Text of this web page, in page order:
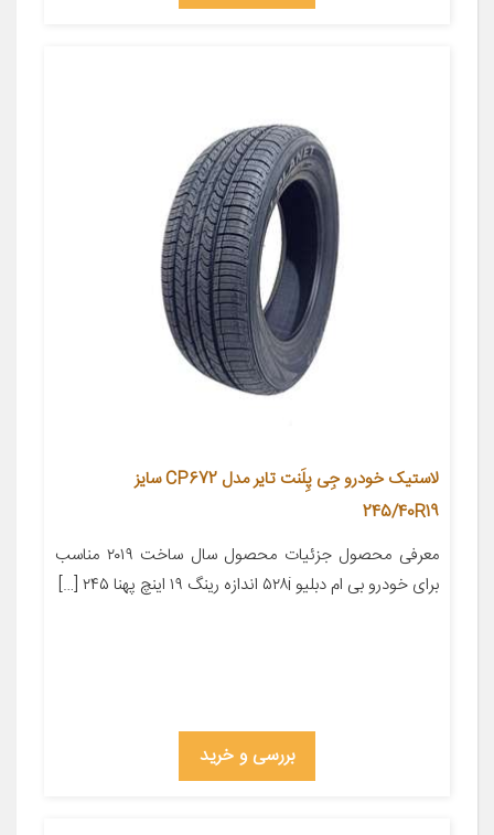
لاستیک خودرو جِی پِلَنت تایر مدل CP672 سایز
245/40R19
معرفی محصول جزئیات محصول سال ساخت ۲۰۱۹ مناسب
برای خودرو بی ام دبلیو ۵۲۸i اندازه رینگ ۱۹ اینچ پهنا ۲۴۵ […]
بررسی و خرید